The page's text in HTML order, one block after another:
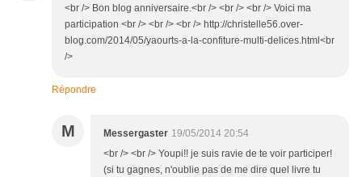
<br /> Bon blog anniversaire.<br /> <br /> <br /> Voici ma
participation <br /> <br /> <br /> http://christelle56.over-
blog.com/2014/05/yaourts-a-la-confiture-multi-delices.html<br
/>
Répondre
M Messergaster 19/05/2014 20:54
<br /> <br /> Youpi!! je suis ravie de te voir participer!
(si tu gagnes, n'oublie pas de me dire quel livre tu